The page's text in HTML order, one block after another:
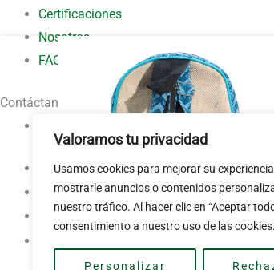
Valoramos tu privacidad
Usamos cookies para mejorar su
mostrarle anuncios o contenidos
nuestro tráfico. Al hacer clic en “Aceptar
consentimiento a nuestro uso de las cookies.
Personalizar
Certificaciones
Nosotros
FAQ
Contáctanos